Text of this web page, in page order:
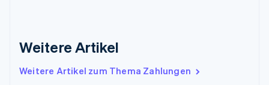
Weitere Artikel
Weitere Artikel zum Thema Zahlungen
English
English